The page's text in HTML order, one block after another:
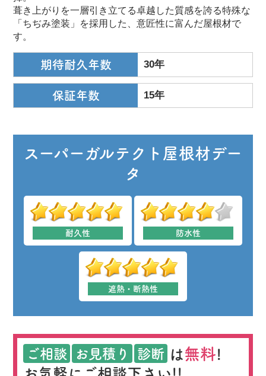
葺き上がりを一層引き立てる卓越した質感を誇る特殊な
「ちぢみ塗装」を採用した、意匠性に富んだ屋根材で
す。
期待耐久年数 30年
保証年数 15年
スーパーガルテクト屋根材デー
タ
耐久性 防水性
遮熱・断熱性
ご相談 お見積り 診断 は無料!